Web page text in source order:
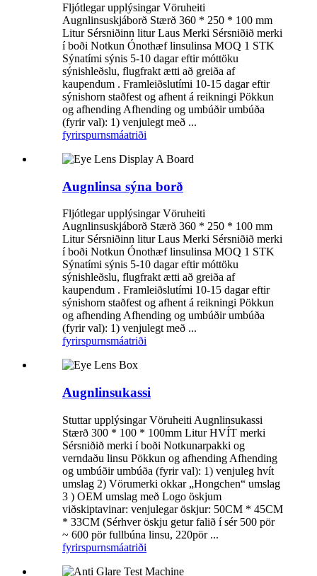
Fljótlegar upplýsingar Vöruheiti
Augnlinsuskjáborð Stærð 360 * 250 * 100 mm
Litur Sérsniðinn litur Laus Merki Sérsniðið merki
í boði Notkun Ónothæf linsulinsa MOQ 1 STK
Sýnatími sýnis 5-10 dagar eftir móttöku
sýnishleðslu, flugfrakt ætti að greiða af
kaupendum . Framleiðslutími 10-15 dagar eftir
sýnishorn staðfest og afhent á reikningi Pökkun
og afhending Afhending og umbúðir umbúða
(fyrir val): 1) venjulegt með ...
fyrirspurnsmáatriði
Augnlinsa sýna borð
Fljótlegar upplýsingar Vöruheiti
Augnlinsuskjáborð Stærð 360 * 250 * 100 mm
Litur Sérsniðinn litur Laus Merki Sérsniðið merki
í boði Notkun Ónothæf linsulinsa MOQ 1 STK
Sýnatími sýnis 5-10 dagar eftir móttöku
sýnishleðslu, flugfrakt ætti að greiða af
kaupendum . Framleiðslutími 10-15 dagar eftir
sýnishorn staðfest og afhent á reikningi Pökkun
og afhending Afhending og umbúðir umbúða
(fyrir val): 1) venjulegt með ...
fyrirspurnsmáatriði
Augnlinsukassi
Stuttar upplýsingar Vöruheiti Augnlinsukassi
Stærð 300 * 100 * 100mm Litur HVÍT merki
Sérsniðið merki í boði Notkunarpakki og
verndaðu linsu Pökkun og afhending Afhending
og umbúðir umbúða (fyrir val): 1) venjuleg hvít
umslag 2) Vörumerki okkar „Hongchen“ umslag
3 ) OEM umslag með Logo öskjum
viðskiptavinar: venjulegar öskjur: 50CM * 45CM
* 33CM (Sérhver öskju getur falið í sér 500 pör
~ 600 pör fullbúna linsu, 220pör ...
fyrirspurnsmáatriði